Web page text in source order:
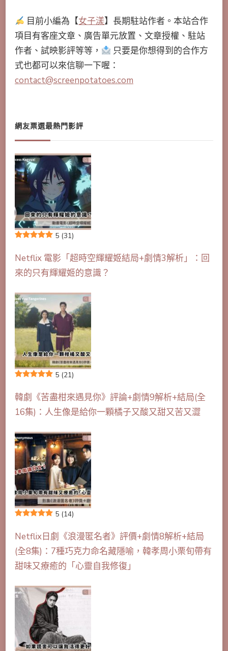
目前小編為【女子漾】長期駐站作者。本站合作
項目有客座文章、廣告單元放置、文章授權、駐站
作者、試映影評等等，
只要是你想得到的合作方
式也都可以來信聊一下喔：
contact@screenpotatoes.com
網友票選最熱門影評
5 (31)
Netflix 電影「超時空輝耀姬結局+劇情3解析」：回
來的只有輝耀姬的意識？
5 (21)
韓劇《苦盡柑來遇見你》評論+劇情9解析+結局(全
16集)：人生像是給你一顆橘子又酸又甜又苦又澀
5 (14)
Netflix日劇《浪漫匿名者》評價+劇情8解析+結局
(全8集)：7種巧克力命名藏隱喻，韓孝周小栗旬帶有
甜味又療癒的「心靈自我修復」